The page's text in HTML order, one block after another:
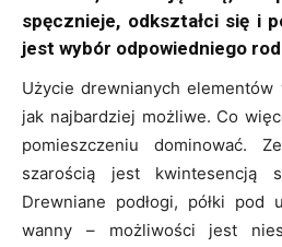
spęcznieje, odkształci się i
jest wybór odpowiedniego
Użycie drewnianych
jak najbardziej możliwe. Co
pomieszczeniu dominować.
szarością jest kwintesencją
Drewniane podłogi, półki pod
wanny – możliwości jest